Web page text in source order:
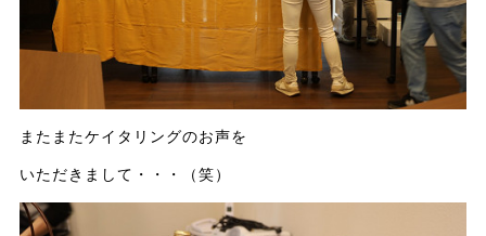
またまたケイタリングのお声を
いただきまして・・・（笑）